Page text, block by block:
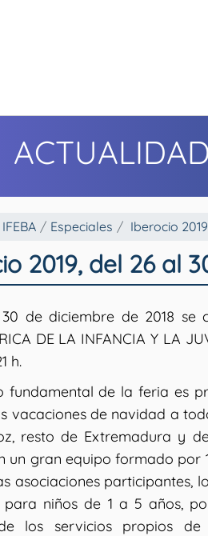
ACTUALIDAD
IFEBA Especiales Iberocio
2019, del 26 al
de diciembre de 2018 se
DE LA INFANCIA Y LA
h.
fundamental de la feria es
vacaciones de navidad a
resto de Extremadura y
un gran equipo formado por
asociaciones participantes,
niños de 1 a 5 años,
los servicios propios